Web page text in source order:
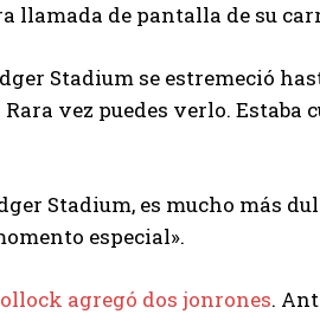
llamada de pantalla de su
Stadium se estremeció
vez puedes verlo. Estaba
Stadium, es mucho más
especial».
agregó dos jonrones.